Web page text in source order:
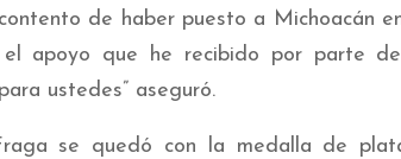
de haber puesto a Michoacán
el apoyo que he recibido por parte
ustedes” aseguró.
se quedó con la medalla de